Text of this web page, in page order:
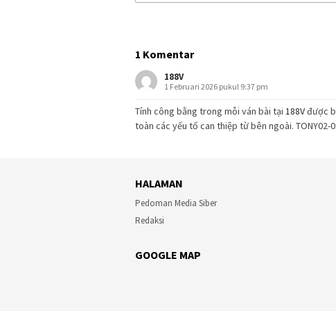
1 Komentar
188V
1 Februari 2026 pukul 9:37 pm
Tính công bằng trong mỗi ván bài tại 188Vđược
toàn các yếu tố can thiệp từ bên ngoài. TONY02-
HALAMAN
Pedoman Media Siber
Redaksi
GOOGLE MAP